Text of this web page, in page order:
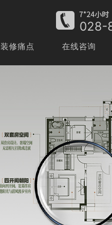
028-
装修痛点 在线咨询